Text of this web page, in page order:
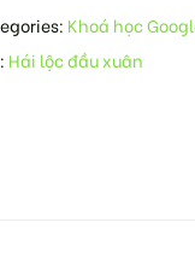
Khoá học
Hái lộc đầu xuân